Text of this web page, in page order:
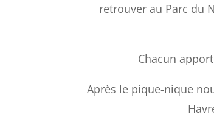
retrouver au Parc du
Chacun
Après le pique-nique